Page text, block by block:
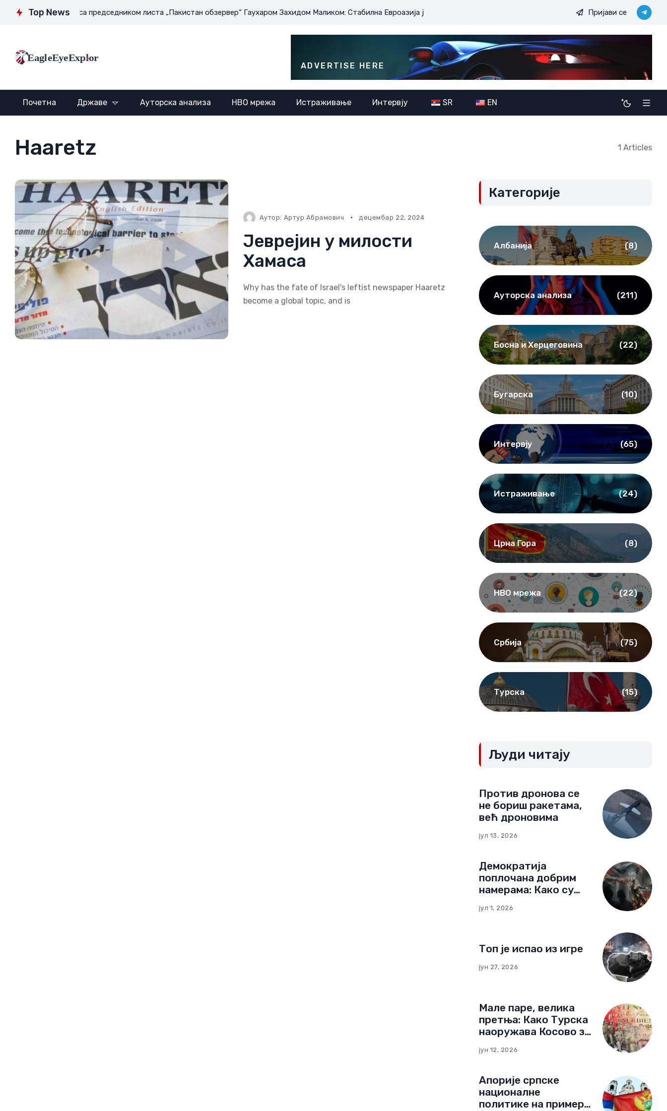
Top News
Интервју са председником листа „Пакистан обзервер“ Гаухаром Захидом Маликом: Стабилна Евроазија је у интересу свих Војно-политичке амбиције JDODC:
Пријави се
EagleEyeExplore
ADVERTISE HERE
Почетна Државе Ауторска анализа НВО мрежа Истраживање Интервју SR EN
Haaretz 1 Articles
Аутор: Артур Абрамович децембар 22, 2024
Јеврејин у милости
Хамаса
Why has the fate of Israel's leftist newspaper Haaretz
become a global topic, and is
Категорије
Албанија (8)
Ауторска анализа (211)
Босна и Херцеговина (22)
Бугарска (10)
Интервју (65)
Истраживање (24)
Црна Гора (8)
НВО мрежа (22)
Србија (75)
Турска (15)
Људи читају
Против дронова се
не бориш ракетама,
већ дроновима
јул 13, 2026
Демократија
поплочана добрим
намерама: Како су
изградиле мрежу
јул 1, 2026
Топ је испао из игре
јун 27, 2026
Мале паре, велика
претња: Како Турска
наоружава Косово за
јун 12, 2026
Апорије српске
националне
политике на примеру